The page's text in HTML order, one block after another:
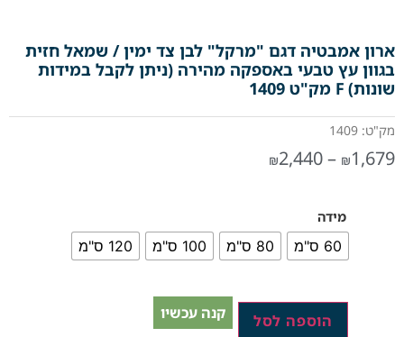
ארון אמבטיה דגם "מרקל" לבן צד ימין / שמאל חזית
בגוון עץ טבעי באספקה מהירה (ניתן לקבל במידות
שונות) F מק"ט 1409
מק"ט: 1409
₪1,679
–
₪2,440
מידה
60 ס"מ 80 ס"מ 100 ס"מ 120 ס"מ
קנה עכשיו הוספה לסל